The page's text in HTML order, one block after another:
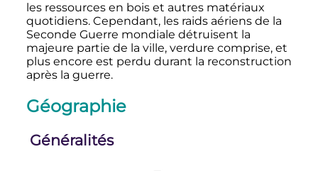
les ressources en bois et autres matériaux
quotidiens. Cependant, les raids aériens de la
Seconde Guerre mondiale détruisent la
majeure partie de la ville, verdure comprise, et
plus encore est perdu durant la reconstruction
après la guerre.
Géographie
Généralités